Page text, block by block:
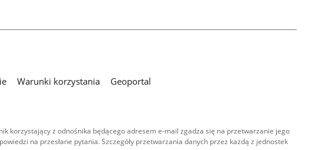
Warunki korzystania
Geoportal
korzystający z odnośnika będącego adresem e-mail zgadza się na przetwarzanie jego
na przesłane pytania. Szczegóły przetwarzania danych przez każdą z jednostek